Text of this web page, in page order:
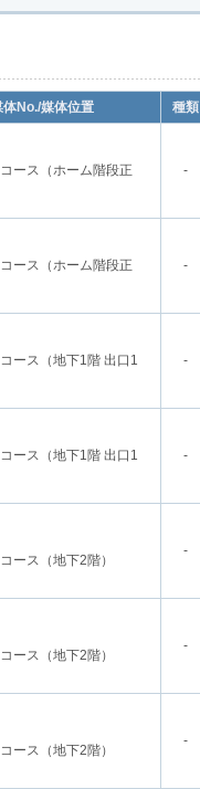
体No./媒体位置 種類
ース（ホーム階段正
-
ース（ホーム階段正
-
ース（地下1階 出口1
-
ース（地下1階 出口1
-
ース（地下2階）
-
ース（地下2階）
-
ース（地下2階）
-